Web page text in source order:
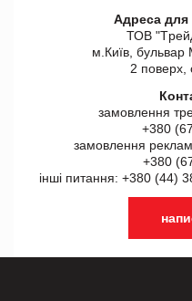
Адреса для
ТОВ
м.Київ, бульвар
2
замовлення
+380
замовлення
+380
інші питання: +380 (44)